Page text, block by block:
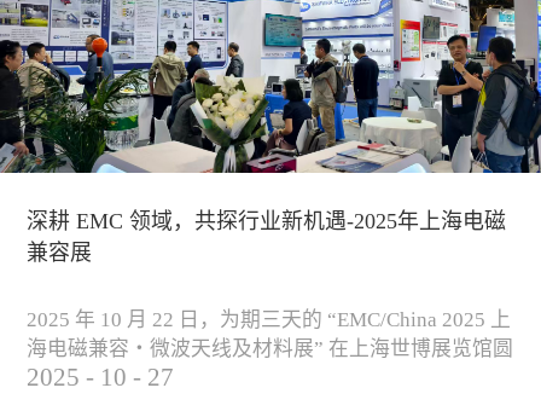
深耕 EMC 领域，共探行业新机遇-2025年上海电磁
兼容展
2025 年 10 月 22 日，为期三天的 “EMC/China 2025 上
海电磁兼容・微波天线及材料展” 在上海世博展览馆圆
满落下帷幕。作为电磁兼容领域的行业盛会，本届展
2025 - 10 - 27